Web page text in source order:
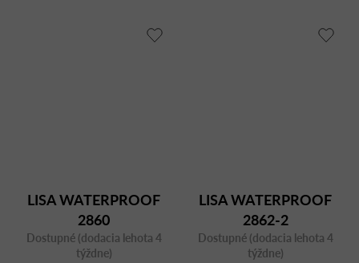
LISA WATERPROOF
2860
Dostupné (dodacia lehota 4
týždne)
LISA WATERPROOF
2862-2
Dostupné (dodacia lehota 4
týždne)